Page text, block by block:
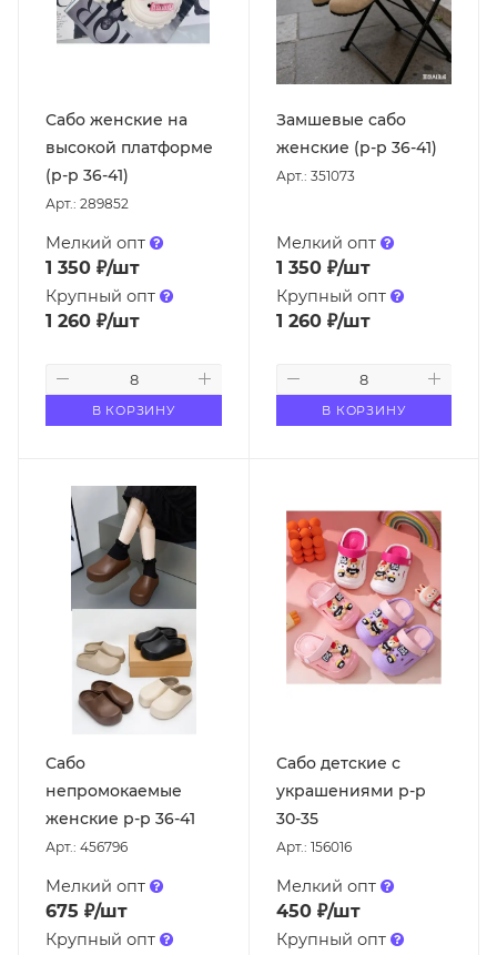
Сабо женские на
высокой платформе
(р-р 36-41)
Арт.: 289852
Мелкий опт
1 350 ₽/шт
Крупный опт
1 260 ₽/шт
В КОРЗИНУ
Замшевые сабо
женские (р-р 36-41)
Арт.: 351073
Мелкий опт
1 350₽/шт
Крупный опт
1 260₽/шт
В КОРЗИНУ
Сабо
непромокаемые
женские р-р 36-41
Арт.: 456796
Мелкий опт
675 ₽/шт
Крупный опт
Сабо детские с
украшениями р-р
30-35
Арт.: 156016
Мелкий опт
450₽/шт
Крупный опт